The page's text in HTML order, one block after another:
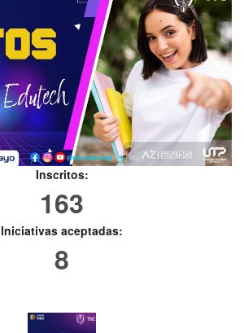
Inscritos:
163
Iniciativas aceptadas:
8